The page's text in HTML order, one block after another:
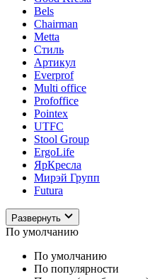
Bels
Chairman
Metta
Стиль
Артикул
Everprof
Multi office
Profoffice
Pointex
UTFC
Stool Group
ErgoLife
ЯрКресла
Мирэй Групп
Futura
Развернуть
По умолчанию
По умолчанию
По популярности